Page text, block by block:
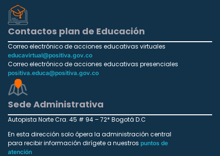
Contactos plan de Educación
Correo electrónico de acciones educativas virtuales
educavirtual@positiva.gov.co
Correo electrónico de acciones educativas presenciales
positiva.educa@positiva.gov.co
Sede Administrativa
Autopista Norte Cra. 45 # 94 – 72* Bogotá D.C
En esta dirección solo ópera la administración central
para recibir información dirígete a nuestros puntos de
atención